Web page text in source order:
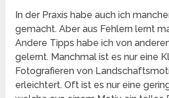
In der Praxis habe auch ich
gemacht. Aber aus Fehlern lernt
Andere Tipps habe ich von
gelernt. Manchmal ist es nur eine
Fotografieren von
erleichtert. Oft ist es nur eine